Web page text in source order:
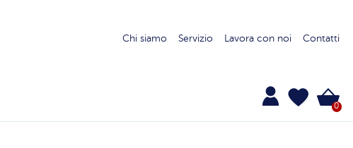
Chi siamo Servizio Lavora con noi Contatti
0